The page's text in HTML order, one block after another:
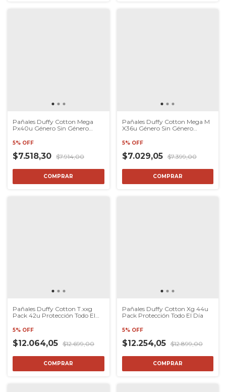
Pañales Duffy Cotton Mega
Px40u Género Sin Género
5% OFF
$7.518,30 $7.914,00
COMPRAR
Pañales Duffy Cotton Mega M
X36u Género Sin Género
5% OFF
$7.029,05 $7.399,00
COMPRAR
Pañales Duffy Cotton T.xxg
Pack 42u Protección Todo El
5% OFF
$12.064,05 $12.699,00
COMPRAR
Pañales Duffy Cotton Xg 44u
Pack Protección Todo El Día
5% OFF
$12.254,05 $12.899,00
COMPRAR